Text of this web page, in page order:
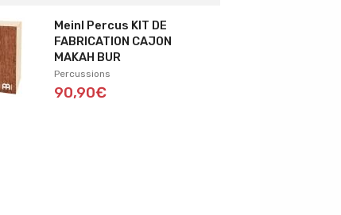
Meinl Percus KIT DE
FABRICATION CAJON
MAKAH BUR
Percussions
90,90€